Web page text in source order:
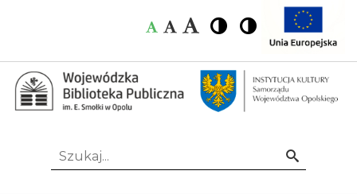
Emanuela
Smołki
w
Opolu
Czcionka:
Czcionka
Czcionka
Czcionka
Wysoki
kontrast
Wysoki
kontrast
Idź
Szukaj...